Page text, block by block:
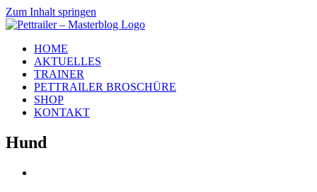
Zum Inhalt springen
HOME
AKTUELLES
TRAINER
PETTRAILER BROSCHÜRE
SHOP
KONTAKT
Hund